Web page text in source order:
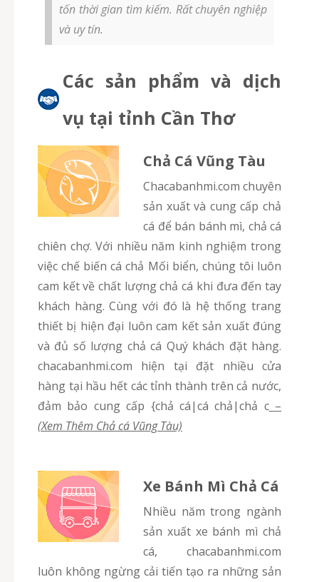
tốn thời gian tìm kiếm. Rất chuyên nghiệp
và uy tín.
Các sản phẩm và dịch
vụ tại tỉnh Cần Thơ
Chả Cá Vũng Tàu
chacabanhmi.com chuyên
sản xuất và cung cấp chả
cá để bán bánh mì, chả cá
chiên chợ. Với nhiều năm kinh nghiệm trong
việc chế biến cá chả Mối biển, chúng tôi luôn
cam kết về chất lượng chả cá khi đưa đến tay
khách hàng. Cùng với đó là hệ thống trang
thiết bị hiện đại luôn cam kết sản xuất đúng
và đủ số lượng chả cá Quý khách đặt hàng.
chacabanhmi.com hiện tại đặt nhiều cửa
hàng tại hầu hết các tỉnh thành trên cả nước,
đảm bảo cung cấp {chả cá|cá chả|chả c–
(Xem Thêm Chả cá Vũng Tàu)
Xe Bánh Mì Chả Cá
Nhiều năm trong ngành
sản xuất xe bánh mì chả
cá, chacabanhmi.com
luôn không ngừng cải tiến tạo ra những sản